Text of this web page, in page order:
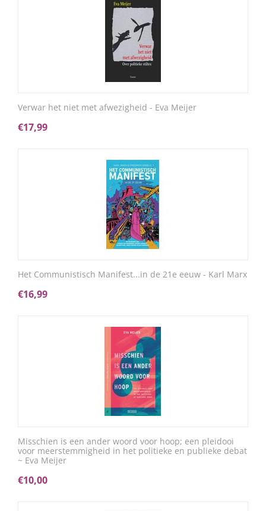
Verwar het niet met afwezigheid - Eva Meijer
€17,99
Het Communistisch Manifest...in de 21e eeuw - Karl Marx
€16,99
Misschien is een ander woord voor hoop; een pleidooi
voor meerstemmigheid in het politieke en publieke debat
~ Eva Meijer
€10,00